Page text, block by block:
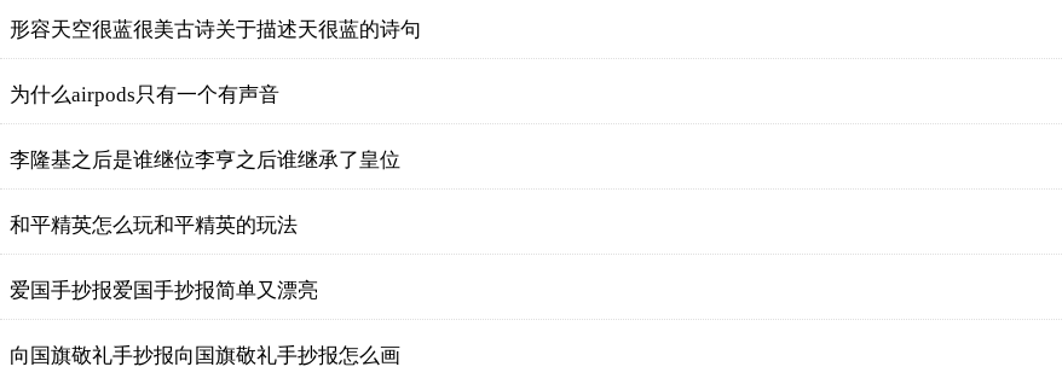
形容天空很蓝很美古诗关于描述天很蓝的诗句
为什么airpods只有一个有声音
李隆基之后是谁继位李亨之后谁继承了皇位
和平精英怎么玩和平精英的玩法
爱国手抄报爱国手抄报简单又漂亮
向国旗敬礼手抄报向国旗敬礼手抄报怎么画